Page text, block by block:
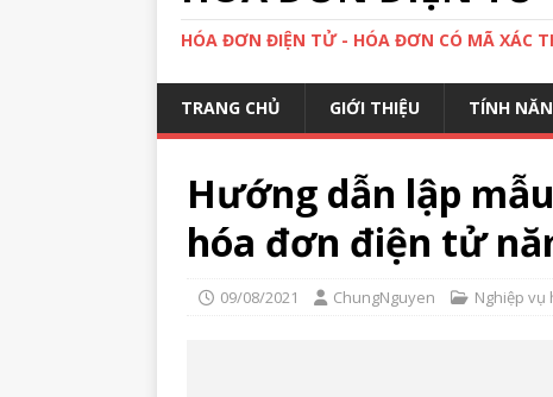
HÓA ĐƠN ĐIỆN TỬ - HÓA ĐƠN CÓ MÃ XÁC
TRANG CHỦ GIỚI THIỆU TÍNH
Hướng dẫn lập
hóa đơn điện tử
09/08/2021 ChungNguyen Nghiệp